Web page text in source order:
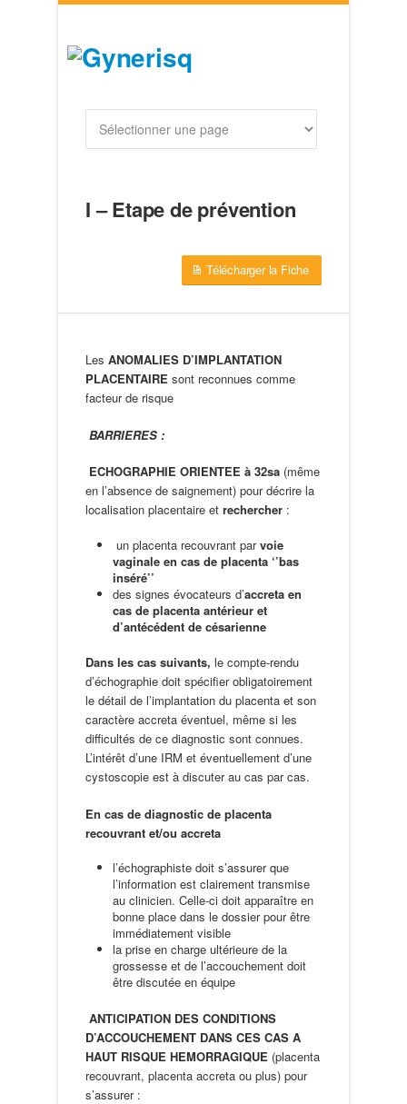
I – Etape de prévention
Télécharger la Fiche
Les ANOMALIES D’IMPLANTATION
PLACENTAIRE sont reconnues comme
facteur de risque
BARRIERES :
ECHOGRAPHIE ORIENTEE à 32sa (même
en l’absence de saignement) pour décrire la
localisation placentaire et rechercher :
un placenta recouvrant parvoie
vaginale en cas de placenta ‘’bas
inséré’’
des signes évocateurs d’accreta en
cas de placenta antérieur et
d’antécédent de césarienne
Dans les cas suivants, le compte-rendu
d’échographie doit spécifier obligatoirement
le détail de l’implantation du placenta et son
caractère accreta éventuel, même si les
difficultés de ce diagnostic sont connues.
L’intérêt d’une IRM et éventuellement d’une
cystoscopie est à discuter au cas par cas.
En cas de diagnostic de placenta
recouvrant et/ou accreta
l’échographiste doit s’assurer que
l’information est clairement transmise
au clinicien. Celle-ci doit apparaître en
bonne place dans le dossier pour être
immédiatement visible
la prise en charge ultérieure de la
grossesse et de l’accouchement doit
être discutée en équipe
ANTICIPATION DES CONDITIONS
D’ACCOUCHEMENT DANS CES CAS A
HAUT RISQUE HEMORRAGIQUE (placenta
recouvrant, placenta accreta ou plus) pour
s’assurer :